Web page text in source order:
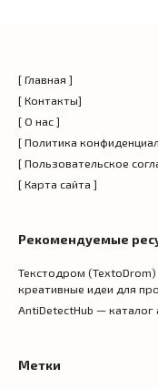
[ Главная ]
[ Контакты]
[ О нас ]
[ Политика
[ Пользовательское
[ Карта сайта ]
Рекомендуемые
Текстодром
креативные идеи для
AntiDetectHub —
Метки